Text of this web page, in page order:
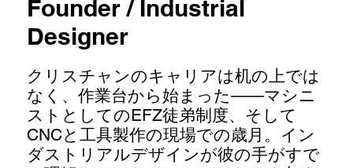
Founder / Industrial
Designer
クリスチャンのキャリアは机の上では
なく、作業台から始まった——マシニ
ストとしてのEFZ徒弟制度、そして
CNCと工具製作の現場での歳月。イン
ダストリアルデザインが彼の手がすで